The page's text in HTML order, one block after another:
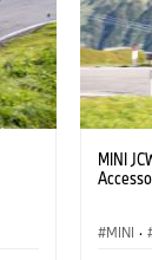
MINI
MINI ·